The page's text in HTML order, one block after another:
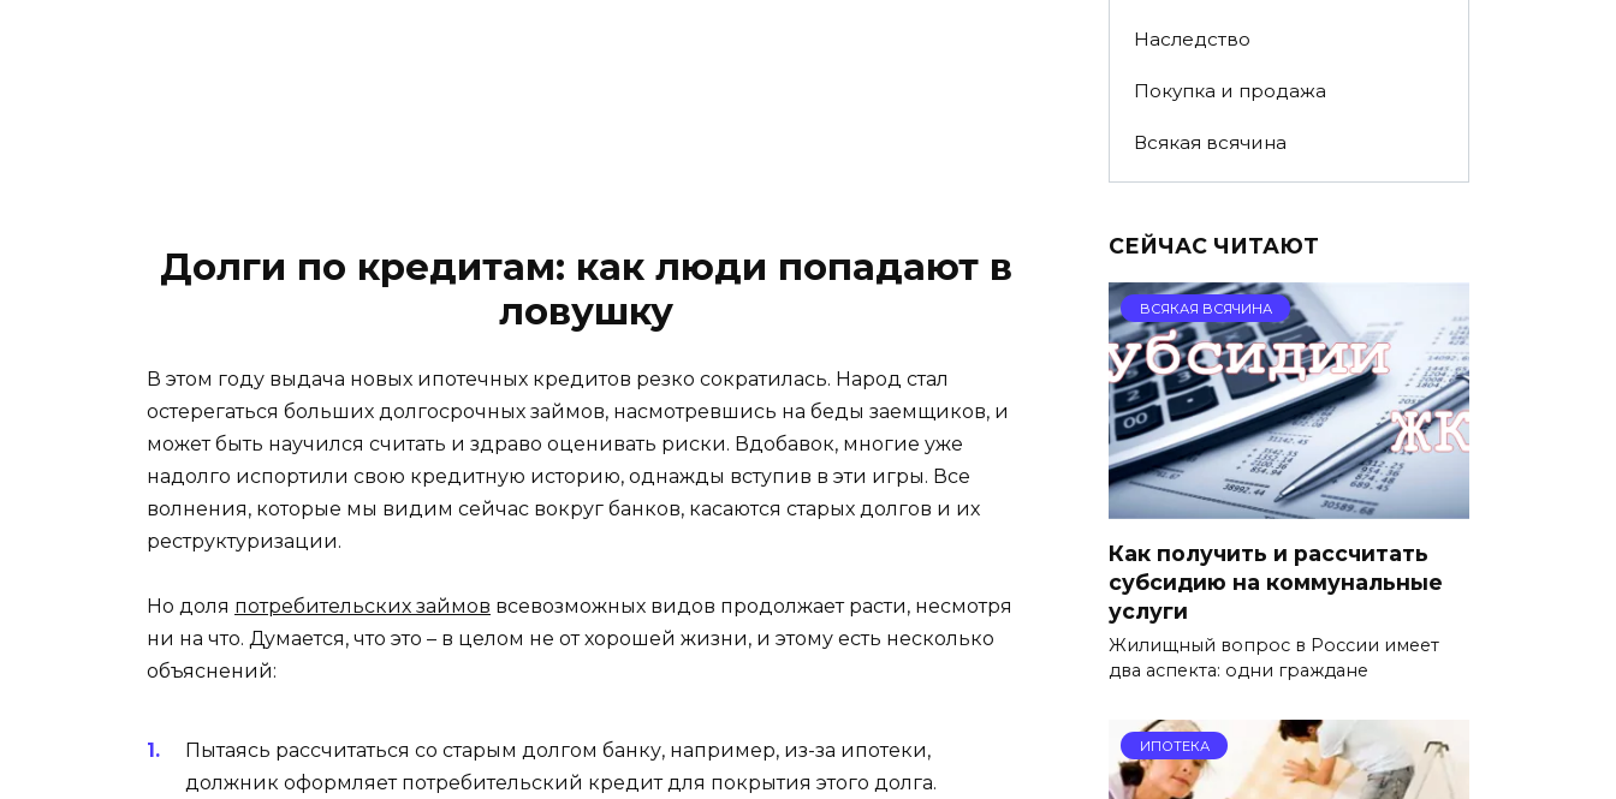
Долги по кредитам: как люди попадают в
ловушку
В этом году выдача новых ипотечных кредитов резко сократилась. Народ стал
остерегаться больших долгосрочных займов, насмотревшись на беды заемщиков, и
может быть научился считать и здраво оценивать риски. Вдобавок, многие уже
надолго испортили свою кредитную историю, однажды вступив в эти игры. Все
волнения, которые мы видим сейчас вокруг банков, касаются старых долгов и их
реструктуризации.
Но доля потребительских займов всевозможных видов продолжает расти, несмотря
ни на что. Думается, что это – в целом не от хорошей жизни, и этому есть несколько
объяснений:
Пытаясь рассчитаться со старым долгом банку, например, из-за ипотеки,
должник оформляет потребительский кредит для покрытия этого долга.
Наследство
Покупка и продажа
Всякая всячина
СЕЙЧАС ЧИТАЮТ
ВСЯКАЯ ВСЯЧИНА
Как получить и рассчитать
субсидию на коммунальные
услуги
Жилищный вопрос в России имеет
два аспекта: одни граждане
ИПОТЕКА